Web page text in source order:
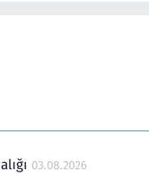
03.08.2026